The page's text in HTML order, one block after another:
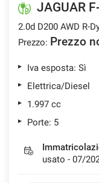
JAGUAR
2.0d D200 AWD R-
Prezzo: Prezzo
Iva esposta: Sì
Elettrica/Diesel
1.997 cc
Porte: 5
usato - 07/
Cookie delle
Cookie per il
Cookie